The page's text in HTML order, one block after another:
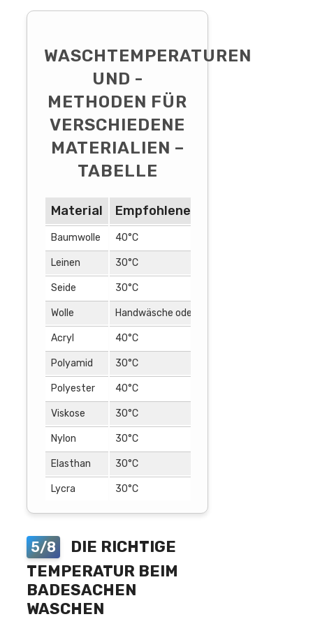
WASCHTEMPERATUREN
UND -
METHODEN FÜR
VERSCHIEDENE
MATERIALIEN –
TABELLE
Material Empfohlene Waschtemperatur
Baumwolle 40°C
Leinen 30°C
Seide 30°C
Wolle Handwäsche oder Maschinenwäsche im
Acryl 40°C
Polyamid 30°C
Polyester 40°C
Viskose 30°C
Nylon 30°C
Elasthan 30°C
Lycra 30°C
5/8
DIE RICHTIGE
TEMPERATUR BEIM
BADESACHEN
WASCHEN